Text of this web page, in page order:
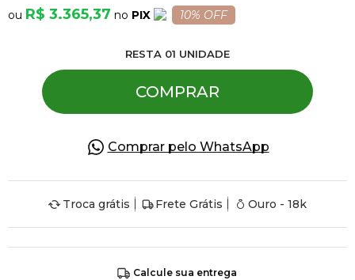
R$ 3.365,37 PIX 10% OFF
RESTA 01 UNIDADE
COMPRAR
Comprar pelo WhatsApp
Troca grátis Frete Grátis Ouro - 18k
Calcule sua entrega
Piercing
Pedras Preciosas
Presente
OFERTAS